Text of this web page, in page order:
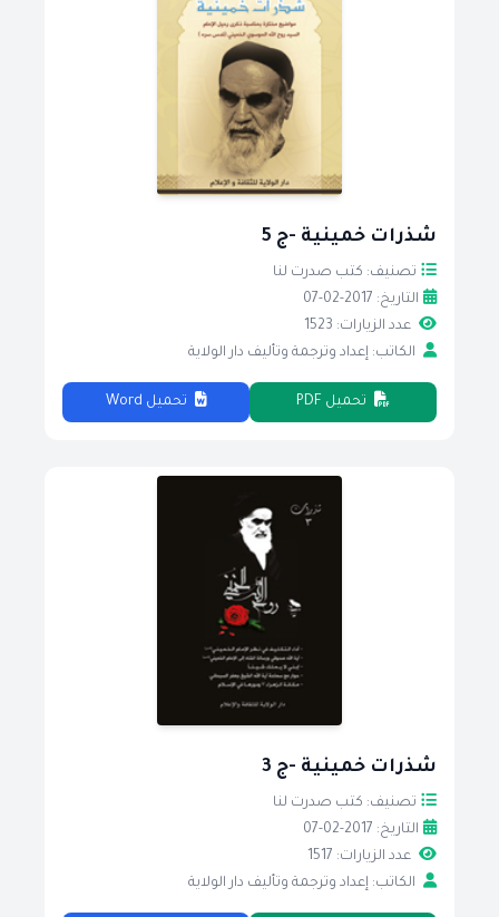
شذرات خمينية -ج 5
تصنيف: كتب صدرت لنا
التاريخ: 2017-02-07
عدد الزيارات: 1523
الكاتب: إعداد وترجمة وتأليف دار الولاية
تحميل PDF تحميل Word
شذرات خمينية -ج 3
تصنيف: كتب صدرت لنا
التاريخ: 2017-02-07
عدد الزيارات: 1517
الكاتب: إعداد وترجمة وتأليف دار الولاية